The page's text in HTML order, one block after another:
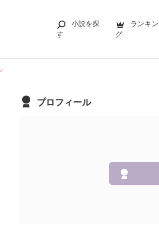
小説を探
す
ランキン
グ
プロフィール